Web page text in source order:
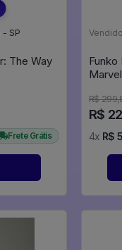
- SP
The Way
Frete Grátis
R$
R$
4x R$